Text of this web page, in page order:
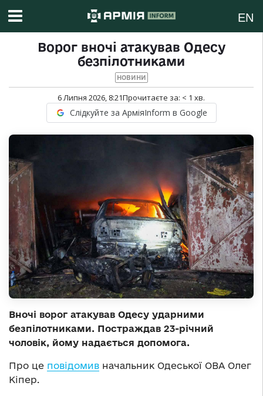
EN
Ворог вночі атакував Одесу
безпілотниками
НОВИНИ
6 Липня 2026, 8:21Прочитаєте за: < 1 хв.
Слідкуйте за АрміяInform в Google
Вночі ворог атакував Одесу ударними
безпілотниками. Постраждав 23-річний
чоловік, йому надається допомога.
Про це повідомив начальник Одеської ОВА Олег
Кіпер.